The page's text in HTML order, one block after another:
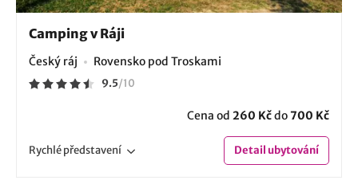
Camping v Ráji
Český ráj Rovensko pod Troskami
9.5/10
Cena od 260 Kčdo700 Kč
Rychlépředstavení Detailubytování